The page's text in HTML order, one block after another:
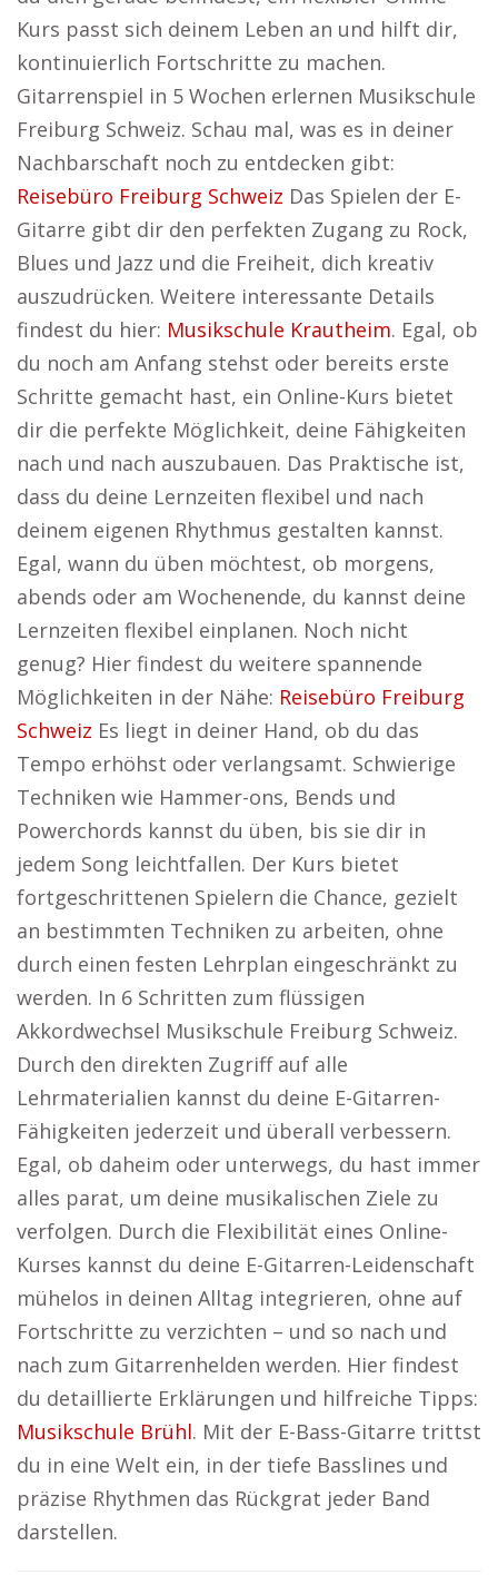
Kurs passt sich deinem Leben an und hilft dir,
kontinuierlich Fortschritte zu machen.
Gitarrenspiel in 5 Wochen erlernen Musikschule
Freiburg Schweiz. Schau mal, was es in deiner
Nachbarschaft noch zu entdecken gibt:
Reisebüro Freiburg Schweiz Das Spielen der E-
Gitarre gibt dir den perfekten Zugang zu Rock,
Blues und Jazz und die Freiheit, dich kreativ
auszudrücken. Weitere interessante Details
findest du hier: Musikschule Krautheim. Egal, ob
du noch am Anfang stehst oder bereits erste
Schritte gemacht hast, ein Online-Kurs bietet
dir die perfekte Möglichkeit, deine Fähigkeiten
nach und nach auszubauen. Das Praktische ist,
dass du deine Lernzeiten flexibel und nach
deinem eigenen Rhythmus gestalten kannst.
Egal, wann du üben möchtest, ob morgens,
abends oder am Wochenende, du kannst deine
Lernzeiten flexibel einplanen. Noch nicht
genug? Hier findest du weitere spannende
Möglichkeiten in der Nähe: Reisebüro Freiburg
Schweiz Es liegt in deiner Hand, ob du das
Tempo erhöhst oder verlangsamt. Schwierige
Techniken wie Hammer-ons, Bends und
Powerchords kannst du üben, bis sie dir in
jedem Song leichtfallen. Der Kurs bietet
fortgeschrittenen Spielern die Chance, gezielt
an bestimmten Techniken zu arbeiten, ohne
durch einen festen Lehrplan eingeschränkt zu
werden. In 6 Schritten zum flüssigen
Akkordwechsel Musikschule Freiburg Schweiz.
Durch den direkten Zugriff auf alle
Lehrmaterialien kannst du deine E-Gitarren-
Fähigkeiten jederzeit und überall verbessern.
Egal, ob daheim oder unterwegs, du hast immer
alles parat, um deine musikalischen Ziele zu
verfolgen. Durch die Flexibilität eines Online-
Kurses kannst du deine E-Gitarren-Leidenschaft
mühelos in deinen Alltag integrieren, ohne auf
Fortschritte zu verzichten – und so nach und
nach zum Gitarrenhelden werden. Hier findest
du detaillierte Erklärungen und hilfreiche Tipps:
Musikschule Brühl. Mit der E-Bass-Gitarre trittst
du in eine Welt ein, in der tiefe Basslines und
präzise Rhythmen das Rückgrat jeder Band
darstellen.